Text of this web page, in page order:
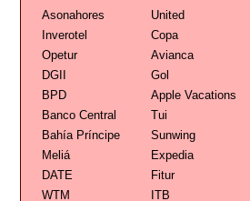
Asonahores
United
Inverotel
Copa
Opetur
Avianca
DGII
Gol
BPD
Apple Vacations
Banco Central
Tui
Bahía Príncipe
Sunwing
Meliá
Expedia
DATE
Fitur
WTM
ITB